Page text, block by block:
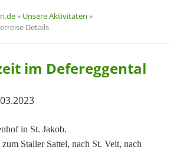
» Unsere Aktivitäten »
Details
im Defereggental
in St. Jakob.
Staller Sattel, nach St. Veit, nach